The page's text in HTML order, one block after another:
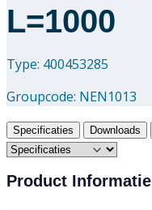
L=1000
Type: 400453285
Groupcode: NEN1013
Specificaties Downloads
Product Informatie